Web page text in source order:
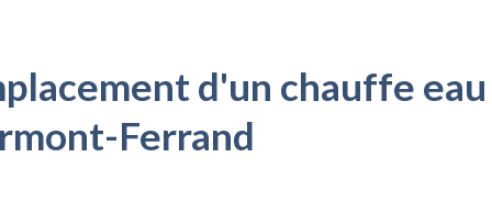
d'un chauffe eau
Ferrand